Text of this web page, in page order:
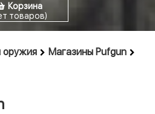
Корзина
товаров)
оружия
Магазины Pufgun